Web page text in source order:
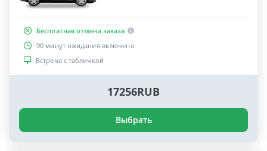
Бесплатная отмена заказа
90 минут ожидания включено
Встреча с табличкой
17256RUB
Выбрать